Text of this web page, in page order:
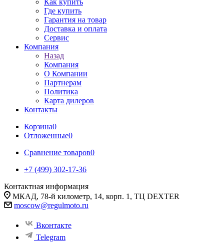
Как купить
Где купить
Гарантия на товар
Доставка и оплата
Сервис
Компания
Назад
Компания
О Компании
Партнерам
Политика
Карта дилеров
Контакты
Корзина0
Отложенные0
Сравнение товаров0
+7 (499) 302-17-36
Контактная информация
МКАД, 78-й километр, 14, корп. 1, ТЦ DEXTER
moscow@regulmoto.ru
Вконтакте
Telegram